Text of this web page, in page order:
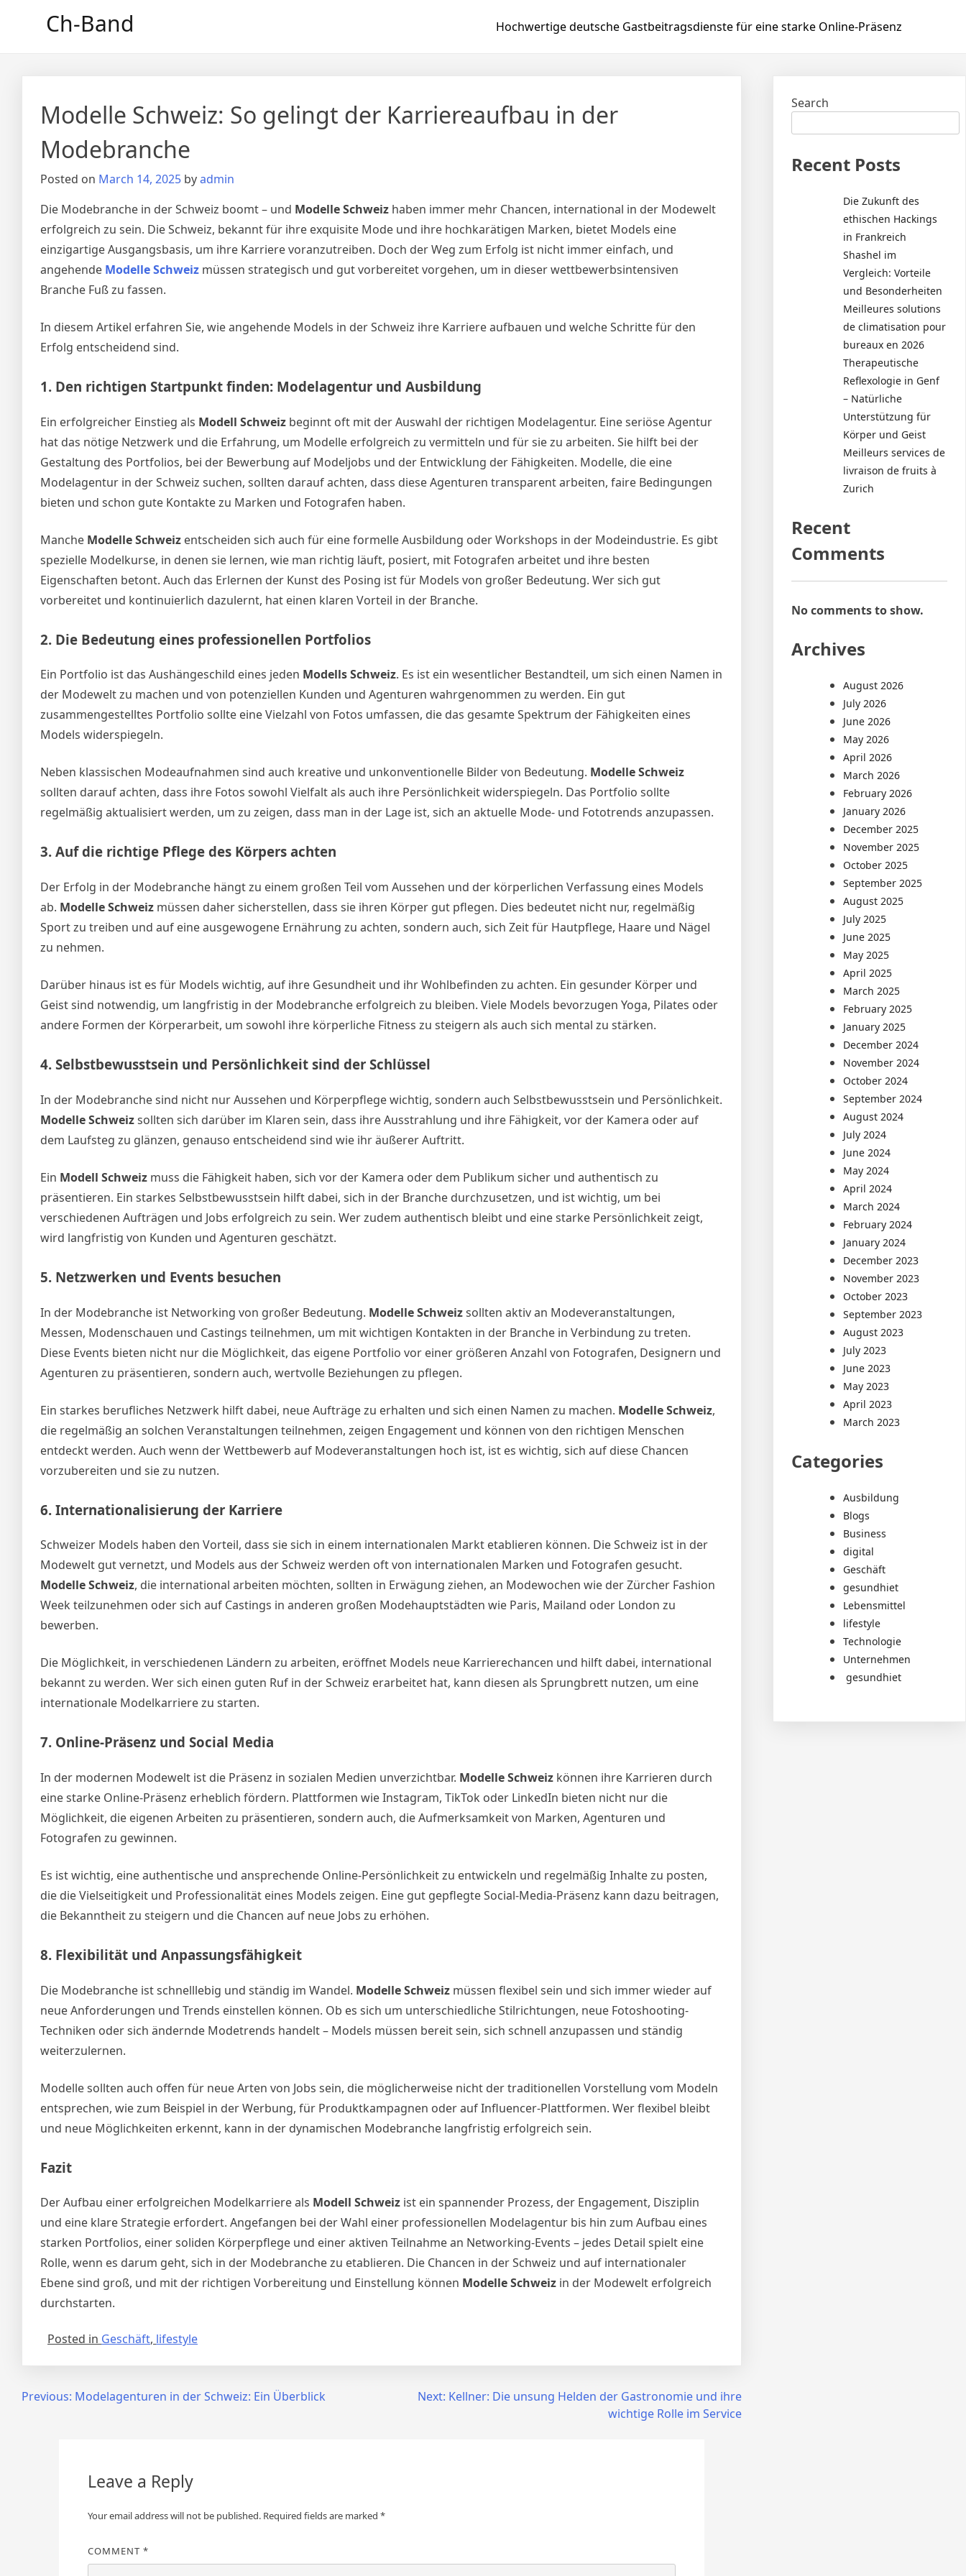
Ch-Band Hochwertige deutsche Gastbeitragsdienste für eine starke Online-Präsenz
Modelle Schweiz: So gelingt der Karriereaufbau in der
Modebranche
Posted on March 14, 2025 byadmin
Die Modebranche in der Schweiz boomt – und Modelle Schweiz haben immer mehr Chancen, international in der Modewelt
erfolgreich zu sein. Die Schweiz, bekannt für ihre exquisite Mode und ihre hochkarätigen Marken, bietet Models eine
einzigartige Ausgangsbasis, um ihre Karriere voranzutreiben. Doch der Weg zum Erfolg ist nicht immer einfach, und
angehende Modelle Schweiz müssen strategisch und gut vorbereitet vorgehen, um in dieser wettbewerbsintensiven
Branche Fuß zu fassen.
In diesem Artikel erfahren Sie, wie angehende Models in der Schweiz ihre Karriere aufbauen und welche Schritte für den
Erfolg entscheidend sind.
1. Den richtigen Startpunkt finden: Modelagentur und Ausbildung
Ein erfolgreicher Einstieg als Modell Schweiz beginnt oft mit der Auswahl der richtigen Modelagentur. Eine seriöse Agentur
hat das nötige Netzwerk und die Erfahrung, um Modelle erfolgreich zu vermitteln und für sie zu arbeiten. Sie hilft bei der
Gestaltung des Portfolios, bei der Bewerbung auf Modeljobs und der Entwicklung der Fähigkeiten. Modelle, die eine
Modelagentur in der Schweiz suchen, sollten darauf achten, dass diese Agenturen transparent arbeiten, faire Bedingungen
bieten und schon gute Kontakte zu Marken und Fotografen haben.
Manche Modelle Schweiz entscheiden sich auch für eine formelle Ausbildung oder Workshops in der Modeindustrie. Es gibt
spezielle Modelkurse, in denen sie lernen, wie man richtig läuft, posiert, mit Fotografen arbeitet und ihre besten
Eigenschaften betont. Auch das Erlernen der Kunst des Posing ist für Models von großer Bedeutung. Wer sich gut
vorbereitet und kontinuierlich dazulernt, hat einen klaren Vorteil in der Branche.
2. Die Bedeutung eines professionellen Portfolios
Ein Portfolio ist das Aushängeschild eines jeden Modells Schweiz. Es ist ein wesentlicher Bestandteil, um sich einen Namen in
der Modewelt zu machen und von potenziellen Kunden und Agenturen wahrgenommen zu werden. Ein gut
zusammengestelltes Portfolio sollte eine Vielzahl von Fotos umfassen, die das gesamte Spektrum der Fähigkeiten eines
Models widerspiegeln.
Neben klassischen Modeaufnahmen sind auch kreative und unkonventionelle Bilder von Bedeutung. Modelle Schweiz
sollten darauf achten, dass ihre Fotos sowohl Vielfalt als auch ihre Persönlichkeit widerspiegeln. Das Portfolio sollte
regelmäßig aktualisiert werden, um zu zeigen, dass man in der Lage ist, sich an aktuelle Mode- und Fototrends anzupassen.
3. Auf die richtige Pflege des Körpers achten
Der Erfolg in der Modebranche hängt zu einem großen Teil vom Aussehen und der körperlichen Verfassung eines Models
ab. Modelle Schweiz müssen daher sicherstellen, dass sie ihren Körper gut pflegen. Dies bedeutet nicht nur, regelmäßig
Sport zu treiben und auf eine ausgewogene Ernährung zu achten, sondern auch, sich Zeit für Hautpflege, Haare und Nägel
zu nehmen.
Darüber hinaus ist es für Models wichtig, auf ihre Gesundheit und ihr Wohlbefinden zu achten. Ein gesunder Körper und
Geist sind notwendig, um langfristig in der Modebranche erfolgreich zu bleiben. Viele Models bevorzugen Yoga, Pilates oder
andere Formen der Körperarbeit, um sowohl ihre körperliche Fitness zu steigern als auch sich mental zu stärken.
4. Selbstbewusstsein und Persönlichkeit sind der Schlüssel
In der Modebranche sind nicht nur Aussehen und Körperpflege wichtig, sondern auch Selbstbewusstsein und Persönlichkeit.
Modelle Schweizsollten sich darüber im Klaren sein, dass ihre Ausstrahlung und ihre Fähigkeit, vor der Kamera oder auf
dem Laufsteg zu glänzen, genauso entscheidend sind wie ihr äußerer Auftritt.
Ein Modell Schweiz muss die Fähigkeit haben, sich vor der Kamera oder dem Publikum sicher und authentisch zu
präsentieren. Ein starkes Selbstbewusstsein hilft dabei, sich in der Branche durchzusetzen, und ist wichtig, um bei
verschiedenen Aufträgen und Jobs erfolgreich zu sein. Wer zudem authentisch bleibt und eine starke Persönlichkeit zeigt,
wird langfristig von Kunden und Agenturen geschätzt.
5. Netzwerken und Events besuchen
In der Modebranche ist Networking von großer Bedeutung. Modelle Schweizsollten aktiv an Modeveranstaltungen,
Messen, Modenschauen und Castings teilnehmen, um mit wichtigen Kontakten in der Branche in Verbindung zu treten.
Diese Events bieten nicht nur die Möglichkeit, das eigene Portfolio vor einer größeren Anzahl von Fotografen, Designern und
Agenturen zu präsentieren, sondern auch, wertvolle Beziehungen zu pflegen.
Ein starkes berufliches Netzwerk hilft dabei, neue Aufträge zu erhalten und sich einen Namen zu machen. Modelle Schweiz,
die regelmäßig an solchen Veranstaltungen teilnehmen, zeigen Engagement und können von den richtigen Menschen
entdeckt werden. Auch wenn der Wettbewerb auf Modeveranstaltungen hoch ist, ist es wichtig, sich auf diese Chancen
vorzubereiten und sie zu nutzen.
6. Internationalisierung der Karriere
Schweizer Models haben den Vorteil, dass sie sich in einem internationalen Markt etablieren können. Die Schweiz ist in der
Modewelt gut vernetzt, und Models aus der Schweiz werden oft von internationalen Marken und Fotografen gesucht.
Modelle Schweiz, die international arbeiten möchten, sollten in Erwägung ziehen, an Modewochen wie der Zürcher Fashion
Week teilzunehmen oder sich auf Castings in anderen großen Modehauptstädten wie Paris, Mailand oder London zu
bewerben.
Die Möglichkeit, in verschiedenen Ländern zu arbeiten, eröffnet Models neue Karrierechancen und hilft dabei, international
bekannt zu werden. Wer sich einen guten Ruf in der Schweiz erarbeitet hat, kann diesen als Sprungbrett nutzen, um eine
internationale Modelkarriere zu starten.
7. Online-Präsenz und Social Media
In der modernen Modewelt ist die Präsenz in sozialen Medien unverzichtbar. Modelle Schweiz können ihre Karrieren durch
eine starke Online-Präsenz erheblich fördern. Plattformen wie Instagram, TikTok oder LinkedIn bieten nicht nur die
Möglichkeit, die eigenen Arbeiten zu präsentieren, sondern auch, die Aufmerksamkeit von Marken, Agenturen und
Fotografen zu gewinnen.
Es ist wichtig, eine authentische und ansprechende Online-Persönlichkeit zu entwickeln und regelmäßig Inhalte zu posten,
die die Vielseitigkeit und Professionalität eines Models zeigen. Eine gut gepflegte Social-Media-Präsenz kann dazu beitragen,
die Bekanntheit zu steigern und die Chancen auf neue Jobs zu erhöhen.
8. Flexibilität und Anpassungsfähigkeit
Die Modebranche ist schnelllebig und ständig im Wandel. Modelle Schweiz müssen flexibel sein und sich immer wieder auf
neue Anforderungen und Trends einstellen können. Ob es sich um unterschiedliche Stilrichtungen, neue Fotoshooting-
Techniken oder sich ändernde Modetrends handelt – Models müssen bereit sein, sich schnell anzupassen und ständig
weiterzulernen.
Modelle sollten auch offen für neue Arten von Jobs sein, die möglicherweise nicht der traditionellen Vorstellung vom Modeln
entsprechen, wie zum Beispiel in der Werbung, für Produktkampagnen oder auf Influencer-Plattformen. Wer flexibel bleibt
und neue Möglichkeiten erkennt, kann in der dynamischen Modebranche langfristig erfolgreich sein.
Fazit
Der Aufbau einer erfolgreichen Modelkarriere als Modell Schweiz ist ein spannender Prozess, der Engagement, Disziplin
und eine klare Strategie erfordert. Angefangen bei der Wahl einer professionellen Modelagentur bis hin zum Aufbau eines
starken Portfolios, einer soliden Körperpflege und einer aktiven Teilnahme an Networking-Events – jedes Detail spielt eine
Rolle, wenn es darum geht, sich in der Modebranche zu etablieren. Die Chancen in der Schweiz und auf internationaler
Ebene sind groß, und mit der richtigen Vorbereitung und Einstellung können Modelle Schweiz in der Modewelt erfolgreich
durchstarten.
Posted in Geschäft, lifestyle
PostPrevious: Modelagenturen in der Schweiz: Ein Überblick Next: Kellner: Die unsung Helden der Gastronomie und ihre
wichtige Rolle im Service
Leave a Reply
Your email address will not be published. Required fields are marked *
COMMENT *
Search
Recent Posts
Die Zukunft des
ethischen Hackings
in Frankreich
Shashel im
Vergleich: Vorteile
und Besonderheiten
Meilleures solutions
de climatisation pour
bureaux en 2026
Therapeutische
Reflexologie in Genf
– Natürliche
Unterstützung für
Körper und Geist
Meilleurs services de
livraison de fruits à
Zurich
Recent
Comments
No comments to show.
Archives
August 2026
July 2026
June 2026
May 2026
April 2026
March 2026
February 2026
January 2026
December 2025
November 2025
October 2025
September 2025
August 2025
July 2025
June 2025
May 2025
April 2025
March 2025
February 2025
January 2025
December 2024
November 2024
October 2024
September 2024
August 2024
July 2024
June 2024
May 2024
April 2024
March 2024
February 2024
January 2024
December 2023
November 2023
October 2023
September 2023
August 2023
July 2023
June 2023
May 2023
April 2023
March 2023
Categories
Ausbildung
Blogs
Business
digital
Geschäft
gesundhiet
Lebensmittel
lifestyle
Technologie
Unternehmen
gesundhiet